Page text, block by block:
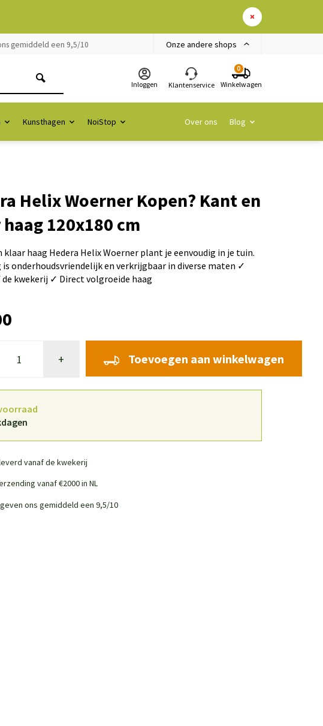
gemiddeld een 9,5/10 Onze andere shops
Inloggen Klantenservice
0
Winkelwagen
Kunsthagen NoiStop Over ons Blog
Helix Woerner Kopen? Kant en
120x180 cm
klaar haag Hedera Helix Woerner plant je eenvoudig in je tuin.
is onderhoudsvriendelijk en verkrijgbaar in diverse maten ✓
de kwekerij ✓ Direct volgroeide haag
+ Toevoegen aan winkelwagen
vanaf de kwekerij
vanaf €2000 in NL
ons gemiddeld een 9,5/10